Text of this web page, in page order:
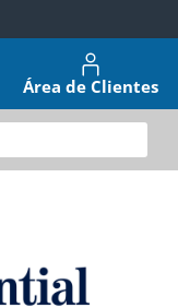
Área de Clientes